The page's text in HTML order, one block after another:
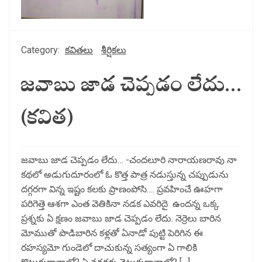
Category: కవితలు శీర్షికలు
జవాబు జాడ చెప్పడం లేదు…
(కవిత)
జవాబు జాడ చెప్పడం లేదు… -చందలూరి నారాయణరావు నా
కథలో అడుగుదూరంలో ఓ కొత్త పాత్ర నడుస్తున్న చప్పుడును
దగ్గరగా విన్న ఇష్టం కలకు ప్రాణంపోసి…. ప్రవహించే ఊహగా
పరిగెత్తె ఆశగా ఎంత వెతికినా నడక ఎవరిదై ఉందన్న ఒక్క
ప్రశ్నకు ఏ క్షణం జవాబు జాడ చెప్పడం లేదు. నెర్రెలు బారిన
మోముతో పొడిబారిన కళ్లతో ఏనాడో పుట్టి పెరిగిన ఈ
రహస్యమో గుండెలో దాచుకున్న సత్యంగా ఏ గాలికి